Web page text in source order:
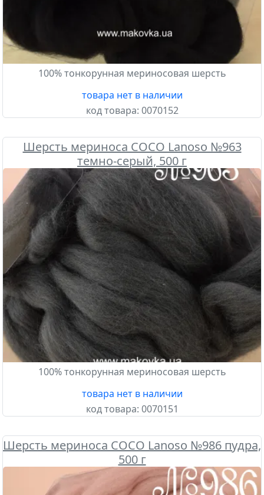
100% тонкорунная мериносовая шерсть
товара нет в наличии
код товара: 0070152
Шерсть мериноса COCO Lanoso №963
темно-серый, 500 г
100% тонкорунная мериносовая шерсть
товара нет в наличии
код товара: 0070151
Шерсть мериноса COCO Lanoso №986 пудра,
500 г